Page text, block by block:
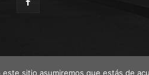
sitio asumiremos que estás de